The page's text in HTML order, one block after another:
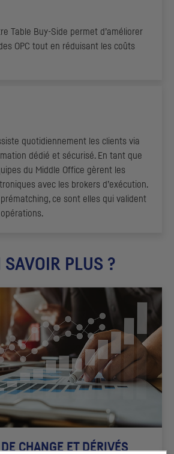
Table Buy-Side permet d’améliorer
OPC tout en réduisant les coûts
quotidiennement les clients via
dédié et sécurisé. En tant que
du Middle Office gèrent les
avec les brokers d’exécution.
ce sont elles qui valident
SAVOIR PLUS ?
CHANGE ET DÉRIVÉS